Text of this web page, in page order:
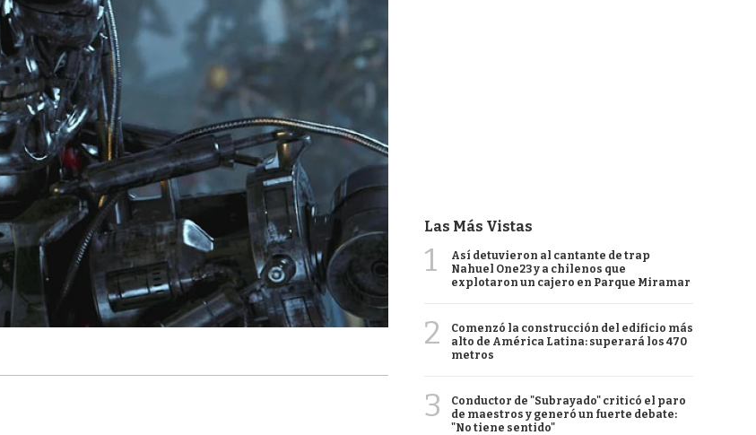
Las Más Vistas
1
Así detuvieron al cantante de trap
Nahuel One23 y a chilenos que
explotaron un cajero en Parque Miramar
2
Comenzó la construcción del edificio más
alto de América Latina: superará los 470
metros
3
Conductor de "Subrayado" criticó el paro
de maestros y generó un fuerte debate:
"No tiene sentido"